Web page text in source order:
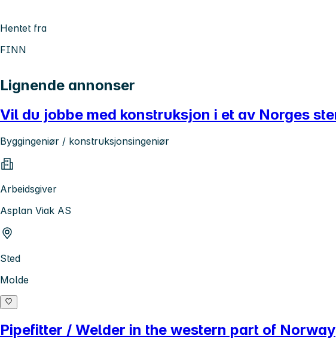
Hentet fra
FINN
Lignende annonser
Vil du jobbe med konstruksjon i et av Norges
Byggingeniør / konstruksjonsingeniør
Arbeidsgiver
Asplan Viak AS
Sted
Molde
Pipefitter / Welder in the western part of Norway